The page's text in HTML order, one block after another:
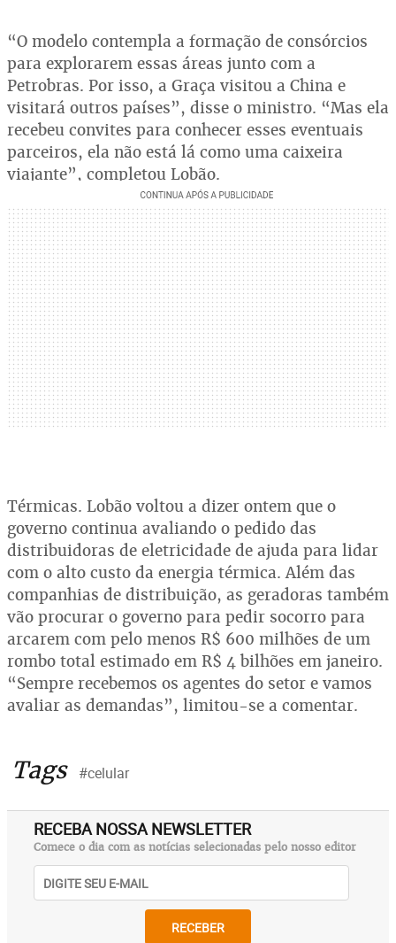
“O modelo contempla a formação de consórcios
para explorarem essas áreas junto com a
Petrobras. Por isso, a Graça visitou a China e
visitará outros países”, disse o ministro. “Mas ela
recebeu convites para conhecer esses eventuais
parceiros, ela não está lá como uma caixeira
viajante”, completou Lobão.
Térmicas. Lobão voltou a dizer ontem que o
governo continua avaliando o pedido das
distribuidoras de eletricidade de ajuda para lidar
com o alto custo da energia térmica. Além das
companhias de distribuição, as geradoras também
vão procurar o governo para pedir socorro para
arcarem com pelo menos R$ 600 milhões de um
rombo total estimado em R$ 4 bilhões em janeiro.
“Sempre recebemos os agentes do setor e vamos
avaliar as demandas”, limitou-se a comentar.
Tags #celular
RECEBA NOSSA NEWSLETTER
Comece o dia com as notícias selecionadas pelo nosso editor
RECEBER